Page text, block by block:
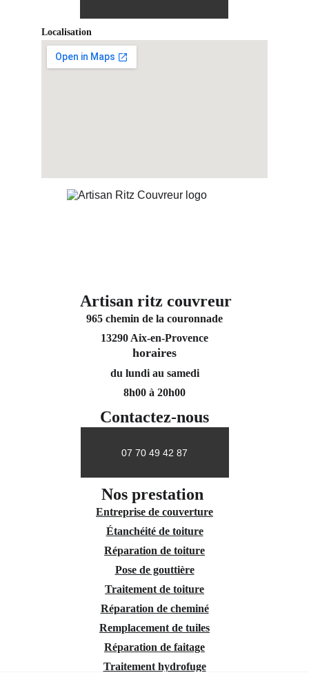
Localisation
Contactez-nous
07 70 49 42 87
Artisan ritz couvreur
Nos prestation
Entreprise de couverture
Étanchéité de toiture
Réparation de toiture
Pose de gouttière
Traitement de toiture
Réparation de cheminé
Remplacement de tuiles
Réparation de faitage
Traitement hydrofuge
965 chemin de la couronnade
13290 Aix-en-Provence
horaires
du lundi au samedi
8h00 à 20h00